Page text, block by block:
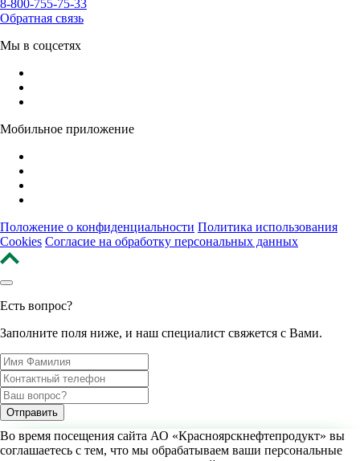
Во время посещения сайта АО «Красноярскнефтепродукт» вы
соглашаетесь с тем, что мы обрабатываем ваши персональные
8-800-755-75-33
Обратная связь
Мы в соцсетях
Мобильное приложение
Положение о конфиденциальности Политика использования
Cookies Согласие на обработку персональных данных
Есть вопрос?
Заполните поля ниже, и наш специалист свяжется с Вами.
Отправить
*Нажимая кнопку «Отправить», я даю согласие на обработку персональных данных и
подтверждаю, что ознакомлен с порядком обработки и защиты персональных данных